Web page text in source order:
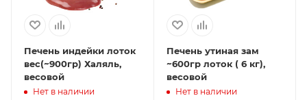
Печень индейки лоток
вес(~900гр) Халяль,
весовой
Нет в наличии
Печень утиная зам
~600гр лоток ( 6 кг),
весовой
Нет в наличии